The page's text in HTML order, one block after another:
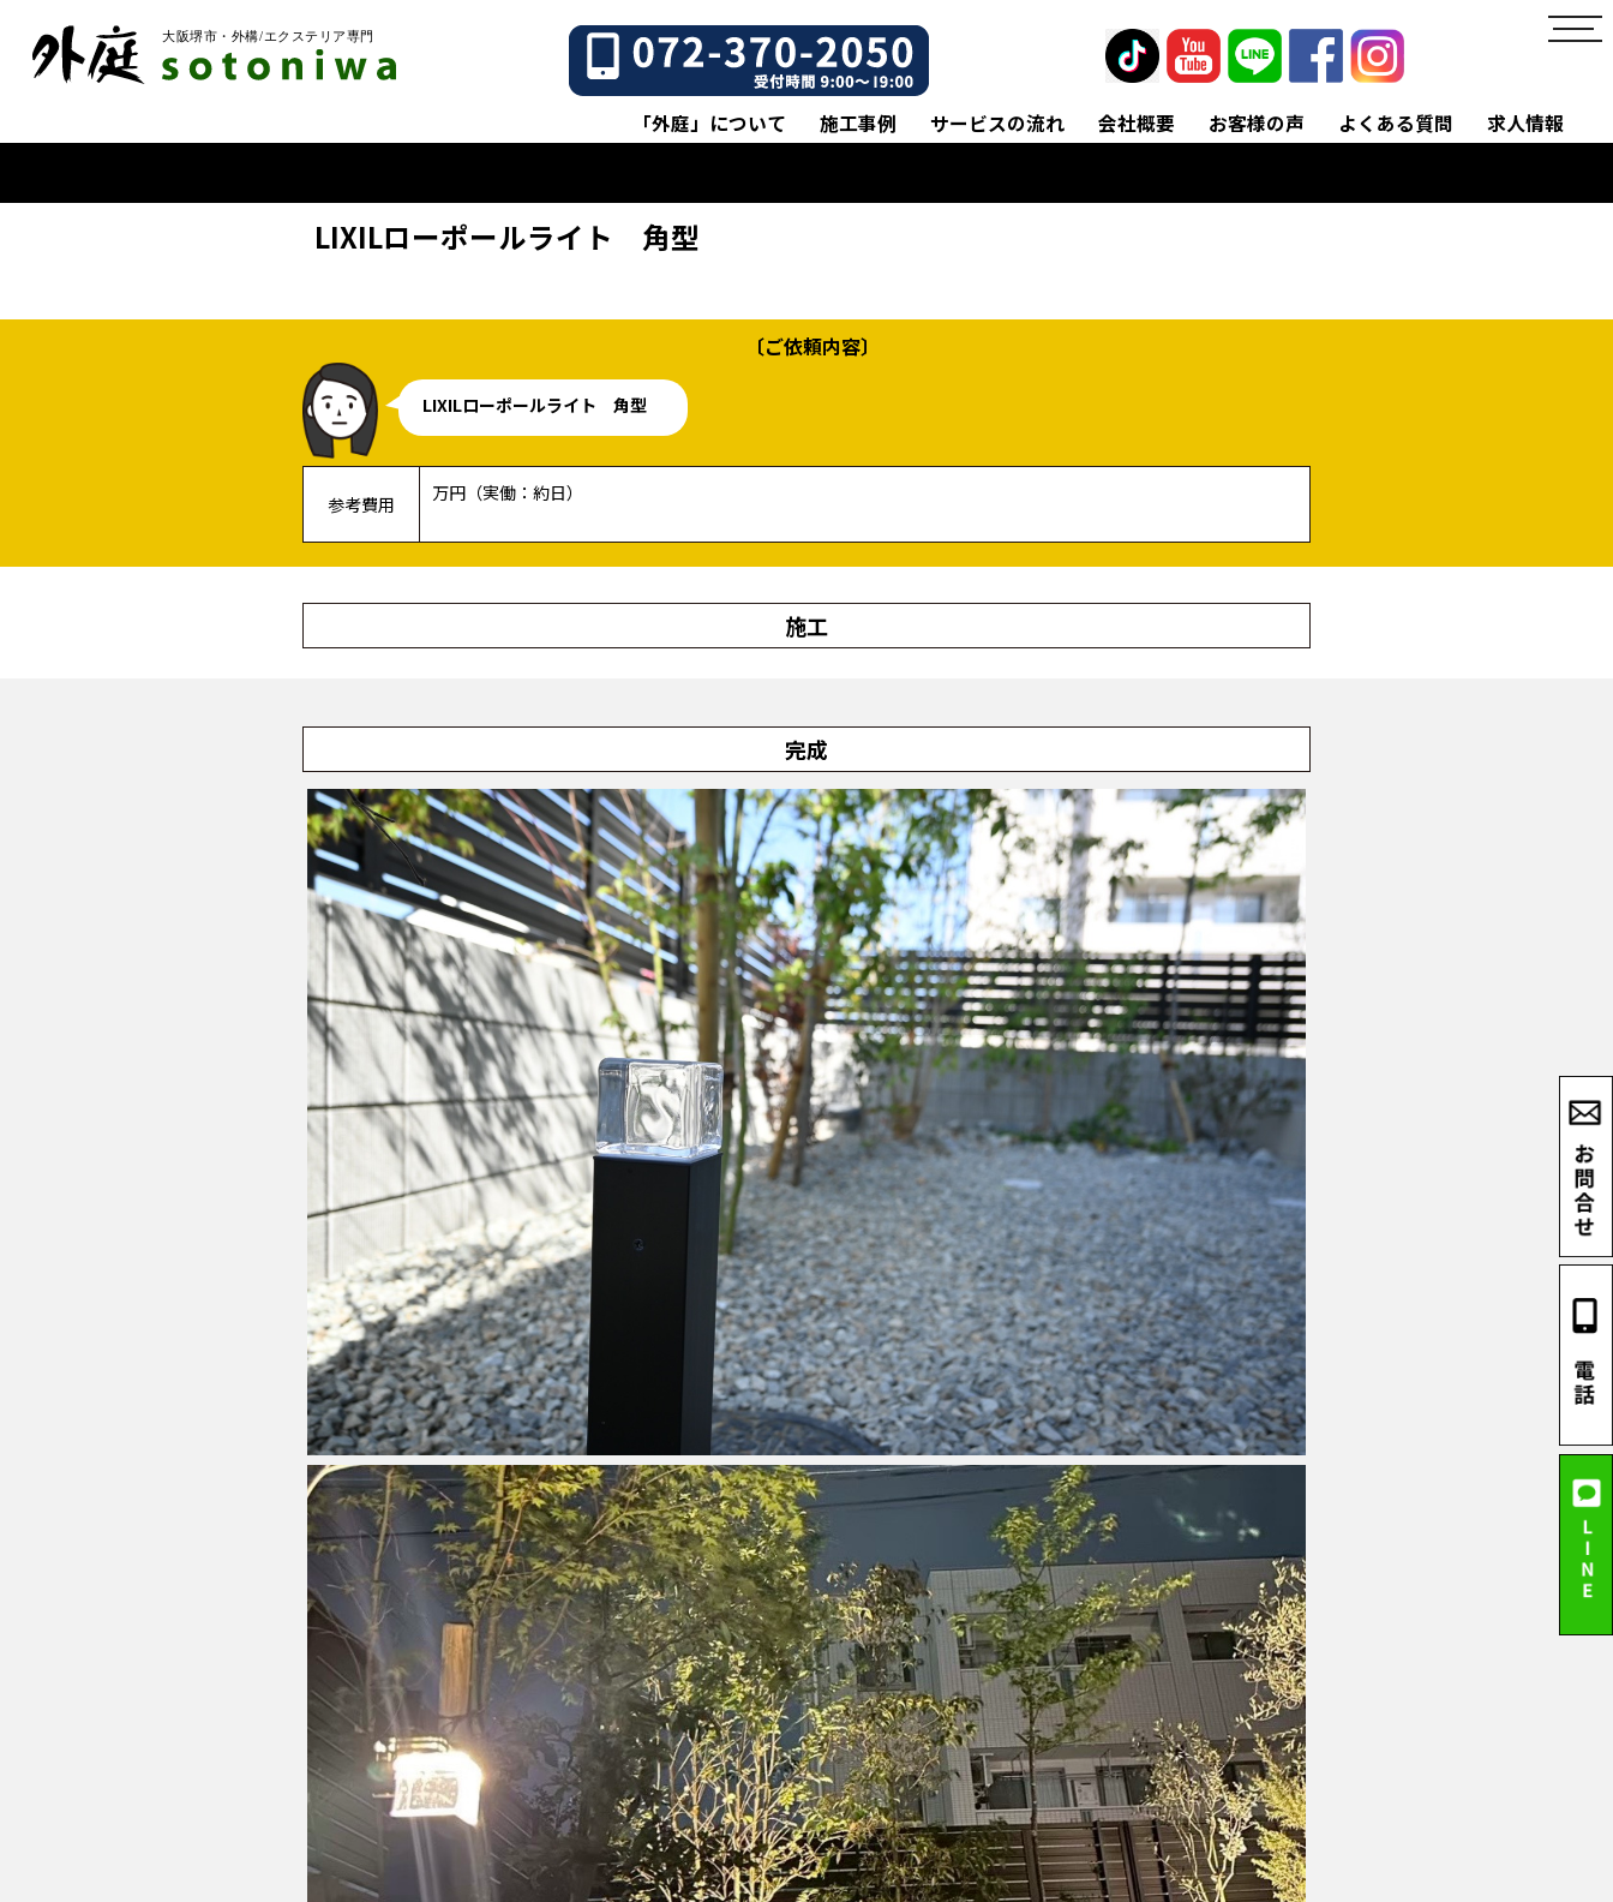
toggle
「外庭」について 施工事例 サービスの流れ 会社概要 お客様の声 よくある質問 求人情報
LIXILローポールライト 角型
〔ご依頼内容〕
LIXILローポールライト 角型
参考費用 万円（実働：約日）
施工
完成